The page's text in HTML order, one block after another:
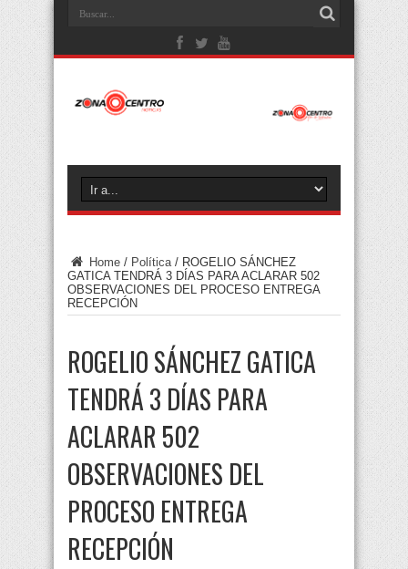
Home / Política / ROGELIO SÁNCHEZ
GATICA TENDRÁ 3 DÍAS PARA ACLARAR 502
OBSERVACIONES DEL PROCESO ENTREGA
RECEPCIÓN
ROGELIO SÁNCHEZ GATICA
TENDRÁ 3 DÍAS PARA
ACLARAR 502
OBSERVACIONES DEL
PROCESO ENTREGA
RECEPCIÓN